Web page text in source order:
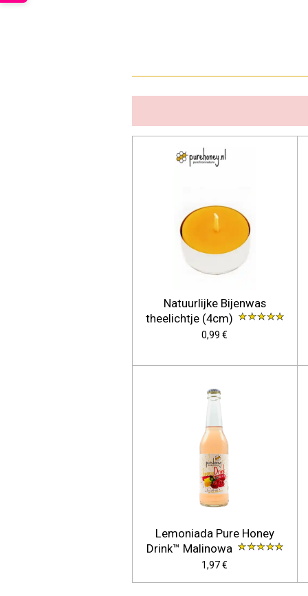
Natuurlijke Bijenwas
theelichtje (4cm)
0,99 €
Lemoniada Pure Honey
Drink™ Malinowa
1,97 €